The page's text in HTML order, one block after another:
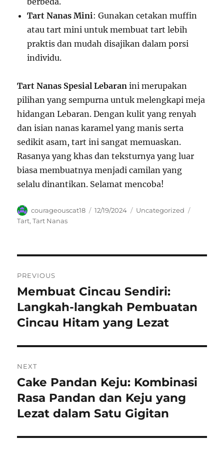
Tart Nanas Mini: Gunakan cetakan muffin
atau tart mini untuk membuat tart lebih
praktis dan mudah disajikan dalam porsi
individu.
Tart Nanas Spesial Lebaran ini merupakan
pilihan yang sempurna untuk melengkapi meja
hidangan Lebaran. Dengan kulit yang renyah
dan isian nanas karamel yang manis serta
sedikit asam, tart ini sangat memuaskan.
Rasanya yang khas dan teksturnya yang luar
biasa membuatnya menjadi camilan yang
selalu dinantikan. Selamat mencoba!
Author
courageouscat18
Posted
12/19/2024 Categories
Uncategorized
Tart,Tart Nanas
pos
PREVIOUS
Previous
post:
Membuat Cincau Sendiri:
Langkah-langkah Pembuatan
Cincau Hitam yang Lezat
NEXT
Next
post:
Cake Pandan Keju: Kombinasi
Rasa Pandan dan Keju yang
Lezat dalam Satu Gigitan